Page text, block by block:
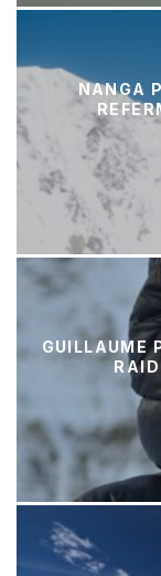
NANGA
GUILLAUME